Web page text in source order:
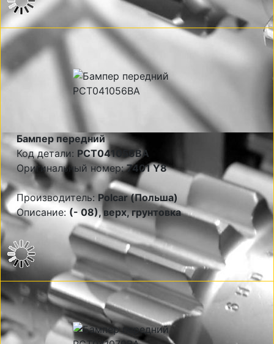
Бампер передний
Код детали: PCT041056BA
Оригинальный номер:7401 Y8
Производитель: Polcar (Польша)
Описание: (- 08), верх, грунтовка